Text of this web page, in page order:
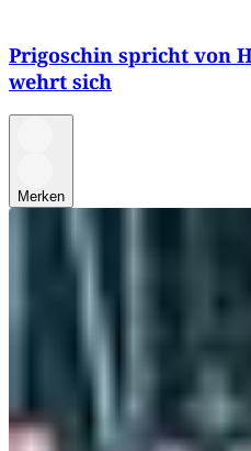
Prigoschin spricht von
wehrt sich
Merken